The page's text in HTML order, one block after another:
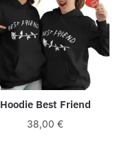
Hoodie Best Friend
38,00€